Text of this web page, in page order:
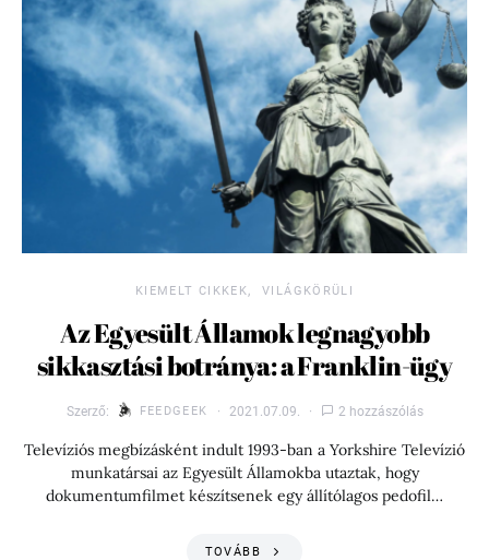
KIEMELT CIKKEK VILÁGKÖRÜLI
Az Egyesült Államok legnagyobb
sikkasztási botránya: a Franklin-ügy
Szerző: FEEDGEEK 2021.07.09. 2 hozzászólás
Televíziós megbízásként indult 1993-ban a Yorkshire Televízió
munkatársai az Egyesült Államokba utaztak, hogy
dokumentumfilmet készítsenek egy állítólagos pedofil…
TOVÁBB